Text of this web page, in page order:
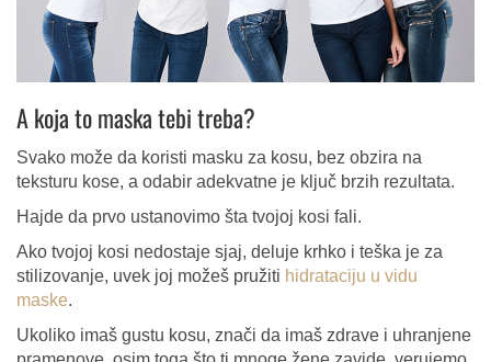
A koja to maska tebi treba?
Svako može da koristi masku za kosu, bez obzira na
teksturu kose, a odabir adekvatne je ključ brzih rezultata.
Hajde da prvo ustanovimo šta tvojoj kosi fali.
Ako tvojoj kosi nedostaje sjaj, deluje krhko i teška je za
stilizovanje, uvek joj možeš pružiti hidrataciju u vidu
maske.
Ukoliko imaš gustu kosu, znači da imaš zdrave i uhranjene